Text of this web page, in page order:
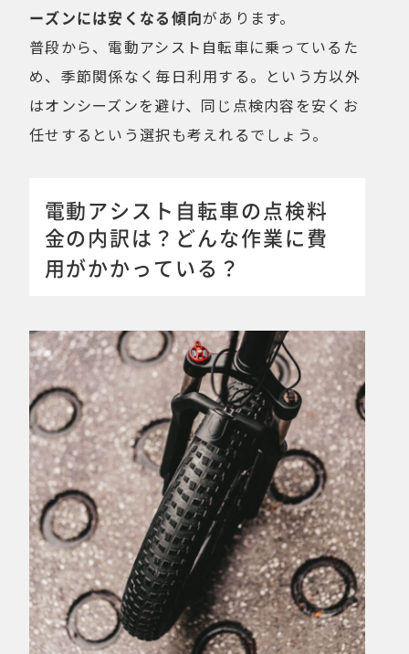
ーズンには安くなる傾向があります。
普段から、電動アシスト自転車に乗っているた
め、季節関係なく毎日利用する。という方以外
はオンシーズンを避け、同じ点検内容を安くお
任せするという選択も考えれるでしょう。
電動アシスト自転車の点検料
金の内訳は？どんな作業に費
用がかかっている？